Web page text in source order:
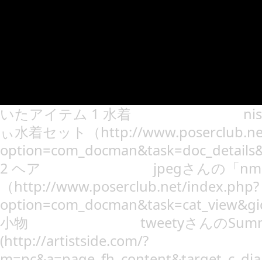
いたアイテム 1 水着
ぃ水着セット（http://
2 ヘア jpegさんの「nm
（http://www.poserclub.net/index.php?
小物 tweetyさんの
(http://artistside.com/?